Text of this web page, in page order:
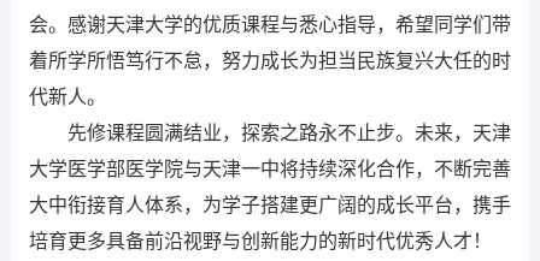
会。感谢天津大学的优质课程与悉心指导，希望同学们带
着所学所悟笃行不怠，努力成长为担当民族复兴大任的时
代新人。
先修课程圆满结业，探索之路永不止步。未来，天津
大学医学部医学院与天津一中将持续深化合作，不断完善
大中衔接育人体系，为学子搭建更广阔的成长平台，携手
培育更多具备前沿视野与创新能力的新时代优秀人才！